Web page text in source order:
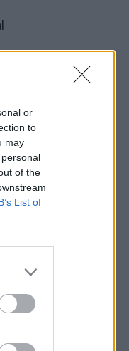
or
to
may
of the
List of